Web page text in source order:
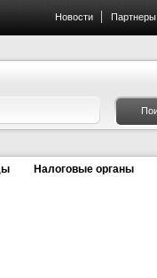
Новости Партнеры
Налоговые органы